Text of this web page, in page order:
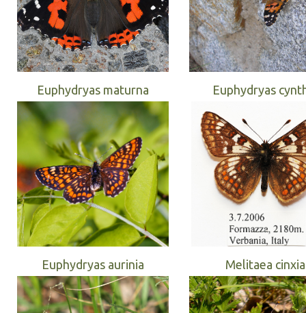
Euphydryas maturna Euphydryas
Euphydryas aurinia Melitaea cinxia